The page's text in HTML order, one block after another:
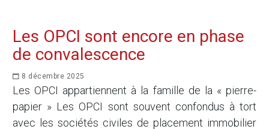
Les OPCI sont encore en phase
de convalescence
8 décembre 2025
Les OPCI appartiennent à la famille de la « pierre-
papier » Les OPCI sont souvent confondus à tort
avec les sociétés civiles de placement immobilier